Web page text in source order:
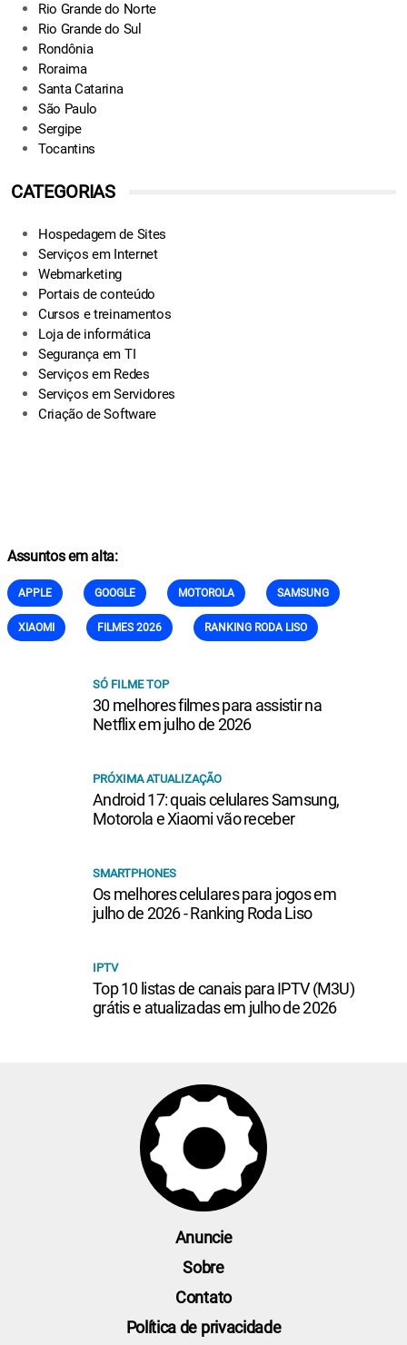
Rio Grande do Norte
Rio Grande do Sul
Rondônia
Roraima
Santa Catarina
São Paulo
Sergipe
Tocantins
CATEGORIAS
Hospedagem de Sites
Serviços em Internet
Webmarketing
Portais de conteúdo
Cursos e treinamentos
Loja de informática
Segurança em TI
Serviços em Redes
Serviços em Servidores
Criação de Software
Assuntos em alta:
APPLE GOOGLE MOTOROLA SAMSUNG
XIAOMI FILMES 2026 RANKING RODA LISO
SÓ FILME TOP
30 melhores filmes para assistir na
Netflix em julho de 2026
PRÓXIMA ATUALIZAÇÃO
Android 17: quais celulares Samsung,
Motorola e Xiaomi vão receber
SMARTPHONES
Os melhores celulares para jogos em
julho de 2026 - Ranking Roda Liso
IPTV
Top 10 listas de canais para IPTV (M3U)
grátis e atualizadas em julho de 2026
Anuncie
Sobre
Contato
Política de privacidade